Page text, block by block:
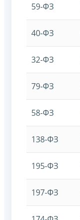
59-ФЗ
40-ФЗ
32-ФЗ
79-ФЗ
58-ФЗ
138-ФЗ
195-ФЗ
197-ФЗ